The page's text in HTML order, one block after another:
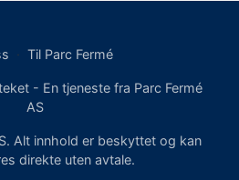
· Til Parc Fermé
- En tjeneste fra Parc Fermé
AS
Alt innhold er beskyttet og kan
direkte uten avtale.